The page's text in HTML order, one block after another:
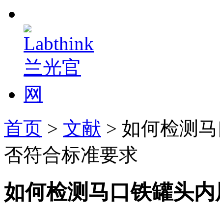
首页 > 文献 > 如何检测
否符合标准要求
如何检测马口铁罐头